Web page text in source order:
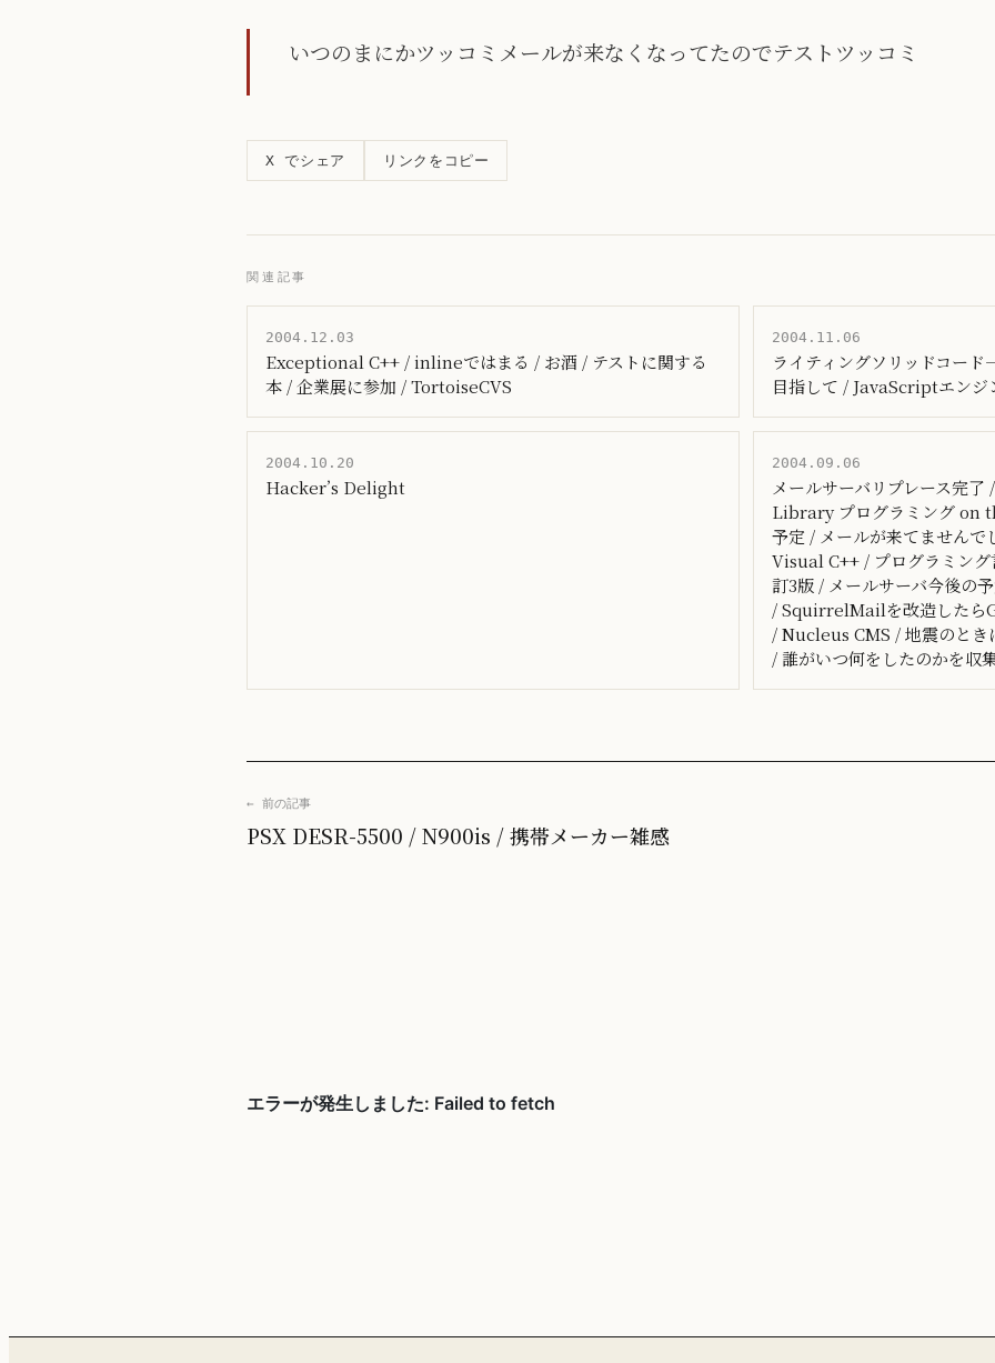
いつのまにかツッコミメールが来なくなってたのでテストツッコミ
X でシェア リンクをコピー
関連記事
2004.12.03
Exceptional C++ / inlineではまる / お酒 / テストに関する
本 / 企業展に参加 / TortoiseCVS
2004.11.06
ライティングソリッドコー
目指して / JavaScriptエンジ
2004.10.20
Hacker’s Delight
2004.09.06
メールサーバリプレース完
Library プログラミング on
予定 / メールが来てませんで
Visual C++ / プログラミン
訂3版 / メールサーバ今後
/ SquirrelMailを改造したら
/ Nucleus CMS / 地震のとき
/ 誰がいつ何をしたのかを収
← 前の記事
PSX DESR-5500 / N900is / 携帯メーカー雑感